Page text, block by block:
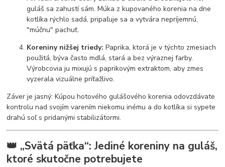
guláš sa zahustí sám. Múka z kupovaného korenia na dne
kotlíka rýchlo sadá, pripaľuje sa a vytvára nepríjemnú,
"múčnu" pachuť.
Koreniny nižšej triedy: Paprika, ktorá je v týchto zmesiach
použitá, býva často mdlá, stará a bez výraznej farby.
Výrobcovia ju mixujú s paprikovým extraktom, aby zmes
vyzerala vizuálne príťažlivo.
Záver je jasný: Kúpou hotového gulášového korenia odovzdávate
kontrolu nad svojím varením niekomu inému a do kotlíka si sypete
drahú soľ s pridanými stabilizátormi.
👑 „Svätá päťka“: Jediné koreniny na guláš,
ktoré skutočne potrebujete